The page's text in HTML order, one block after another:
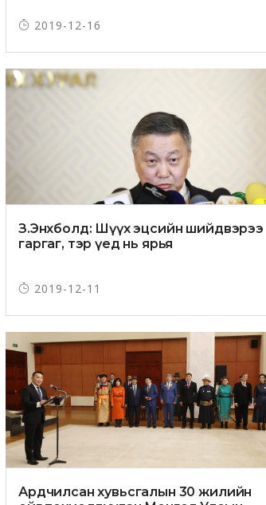
2019-12-16
З.Энхболд: Шүүх эцсийн шийдвэрээ
гаргаг, тэр үед нь ярья
2019-12-11
Ардчилсан хувьсгалын 30 жилийн